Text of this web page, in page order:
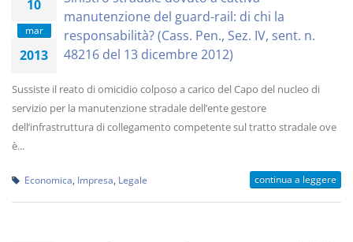
10
mar
2013
manutenzione del guard-rail: di chi la
responsabilità? (Cass. Pen., Sez. IV, sent. n.
48216 del 13 dicembre 2012)
Sussiste il reato di omicidio colposo a carico del Capo del nucleo di
servizio per la manutenzione stradale dell’ente gestore
dell’infrastruttura di collegamento competente sul tratto stradale ove
è...
Economica Impresa Legale continua a leggere